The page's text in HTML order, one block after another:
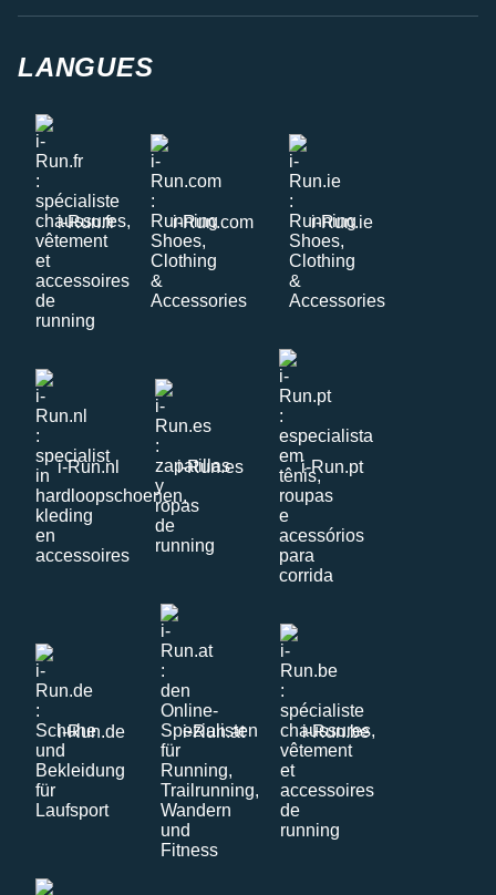
LANGUES
i-Run.fr i-Run.com i-Run.ie
i-Run.nl i-Run.es i-Run.pt
i-Run.de i-Run.at i-Run.be